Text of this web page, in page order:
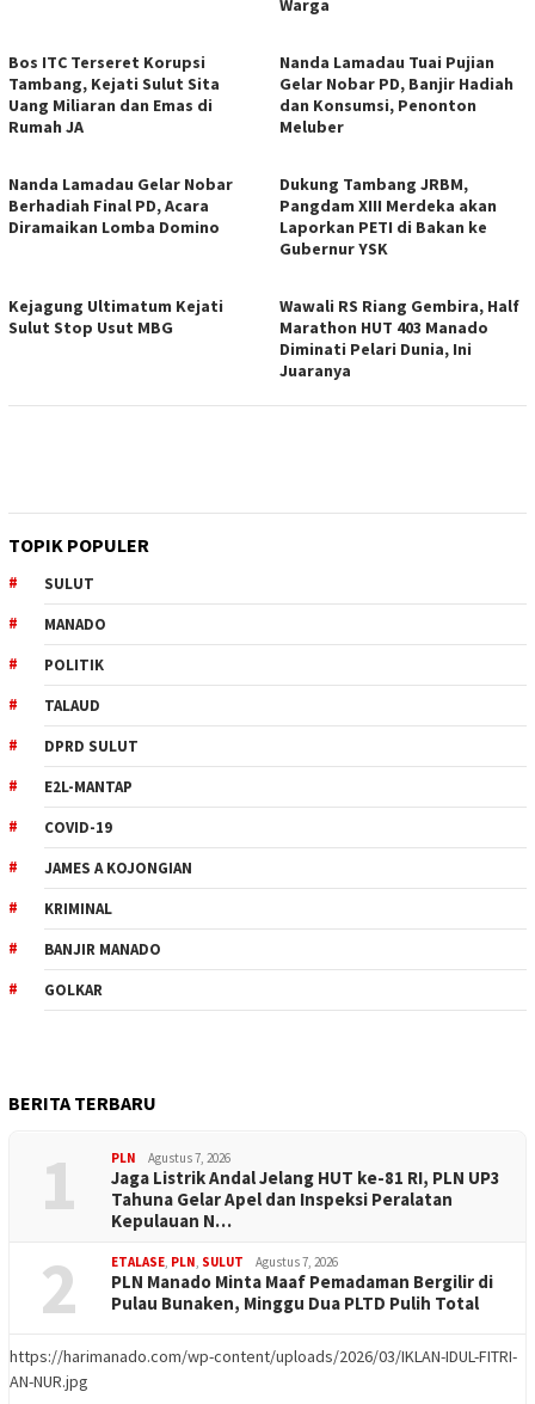
Warga
Bos ITC Terseret Korupsi
Tambang, Kejati Sulut Sita
Uang Miliaran dan Emas di
Rumah JA
Nanda Lamadau Tuai Pujian
Gelar Nobar PD, Banjir Hadiah
dan Konsumsi, Penonton
Meluber
Nanda Lamadau Gelar Nobar
Berhadiah Final PD, Acara
Diramaikan Lomba Domino
Dukung Tambang JRBM,
Pangdam XIII Merdeka akan
Laporkan PETI di Bakan ke
Gubernur YSK
Kejagung Ultimatum Kejati
Sulut Stop Usut MBG
Wawali RS Riang Gembira, Half
Marathon HUT 403 Manado
Diminati Pelari Dunia, Ini
Juaranya
TOPIK POPULER
SULUT
MANADO
POLITIK
TALAUD
DPRD SULUT
E2L-MANTAP
COVID-19
JAMES A KOJONGIAN
KRIMINAL
BANJIR MANADO
GOLKAR
BERITA TERBARU
1 PLN Agustus 7, 2026
Jaga Listrik Andal Jelang HUT ke-81 RI, PLN UP3
Tahuna Gelar Apel dan Inspeksi Peralatan
Kepulauan N…
2 ETALASE, PLN, SULUT Agustus 7, 2026
PLN Manado Minta Maaf Pemadaman Bergilir di
Pulau Bunaken, Minggu Dua PLTD Pulih Total
https://harimanado.com/wp-content/uploads/2026/03/IKLAN-IDUL-FITRI-
AN-NUR.jpg